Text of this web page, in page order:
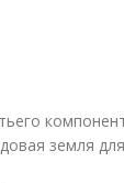
земля